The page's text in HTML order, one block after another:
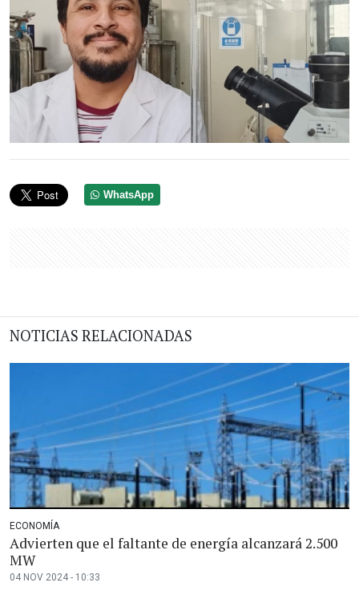
WhatsApp
NOTICIAS RELACIONADAS
ECONOMÍA
Advierten que el faltante de energía alcanzará 2.500
MW
04 NOV 2024 - 10:33